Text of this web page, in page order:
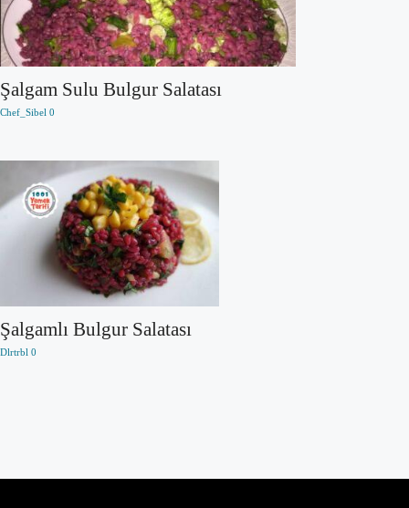
Şalgam Sulu Bulgur Salatası
Chef_Sibel 0
Şalgamlı Bulgur Salatası
Dlrtrbl 0